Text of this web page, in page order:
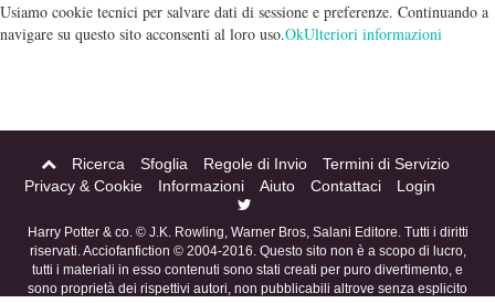
Ricerca Sfoglia Regole di Invio
Termini di Servizio
Privacy & Cookie
Informazioni Aiuto Contattaci Login
Harry Potter & co. © J.K. Rowling, Warner Bros, Salani Editore. Tutti i diritti
riservati. Acciofanfiction © 2004-2016. Questo sito non è a scopo di lucro,
tutti i materiali in esso contenuti sono stati creati per puro divertimento, e
sono proprietà dei rispettivi autori, non pubblicabili altrove senza esplicito
Usiamo cookie tecnici per salvare dati di sessione e preferenze. Continuando a
navigare su questo sito acconsenti al loro uso.OkUlteriori informazioni